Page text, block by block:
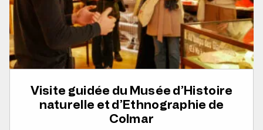
Visite guidée du Musée d’Histoire
naturelle et d’Ethnographie de
Colmar